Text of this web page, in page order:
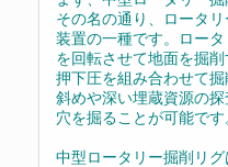
その名の通り、ロータ
装置の一種です。ロー
を回転させて地面を掘
押下圧を組み合わせて掘
斜めや深い埋蔵資源の
穴を掘ることが可能です
中型ロータリー掘削リ